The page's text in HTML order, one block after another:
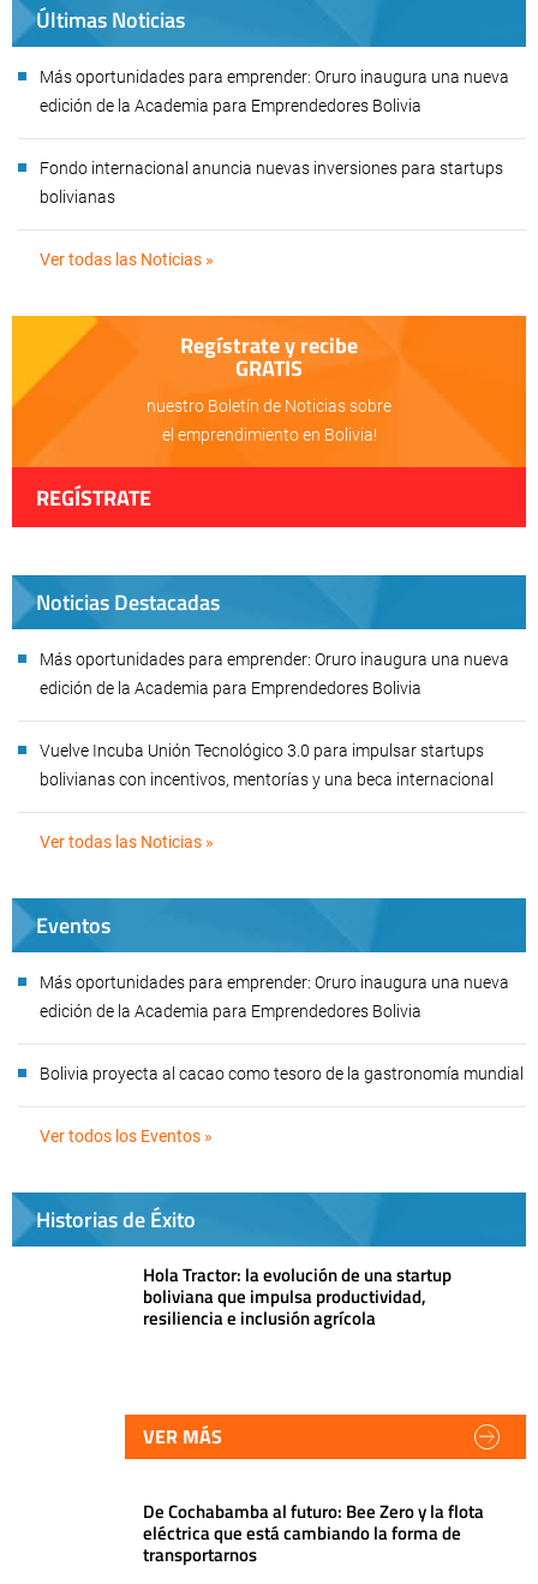
Últimas Noticias
Más oportunidades para emprender: Oruro inaugura una nueva
edición de la Academia para Emprendedores Bolivia
Fondo internacional anuncia nuevas inversiones para startups
bolivianas
Ver todas las Noticias »
Regístrate y recibe
GRATIS
nuestro Boletín de Noticias sobre
el emprendimiento en Bolivia!
REGÍSTRATE
Noticias Destacadas
Más oportunidades para emprender: Oruro inaugura una nueva
edición de la Academia para Emprendedores Bolivia
Vuelve Incuba Unión Tecnológico 3.0 para impulsar startups
bolivianas con incentivos, mentorías y una beca internacional
Ver todas las Noticias »
Eventos
Más oportunidades para emprender: Oruro inaugura una nueva
edición de la Academia para Emprendedores Bolivia
Bolivia proyecta al cacao como tesoro de la gastronomía mundial
Ver todos los Eventos »
Historias de Éxito
Hola Tractor: la evolución de una startup
boliviana que impulsa productividad,
resiliencia e inclusión agrícola
VER MÁS
De Cochabamba al futuro: Bee Zero y la flota
eléctrica que está cambiando la forma de
transportarnos